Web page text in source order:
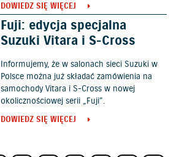
DOWIEDZ SIĘ WIĘCEJ
Fuji: edycja specjalna
Suzuki Vitara i S-Cross
Informujemy, że w salonach sieci Suzuki w
Polsce można już składać zamówienia na
samochody Vitara i S-Cross w nowej
okolicznościowej serii „Fuji”.
DOWIEDZ SIĘ WIĘCEJ